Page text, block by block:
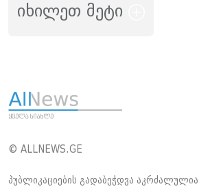
იხილეთ მეტი
© ALLNEWS.GE
პუბლიკაციების გადაბეჭდვა აკრძალულია